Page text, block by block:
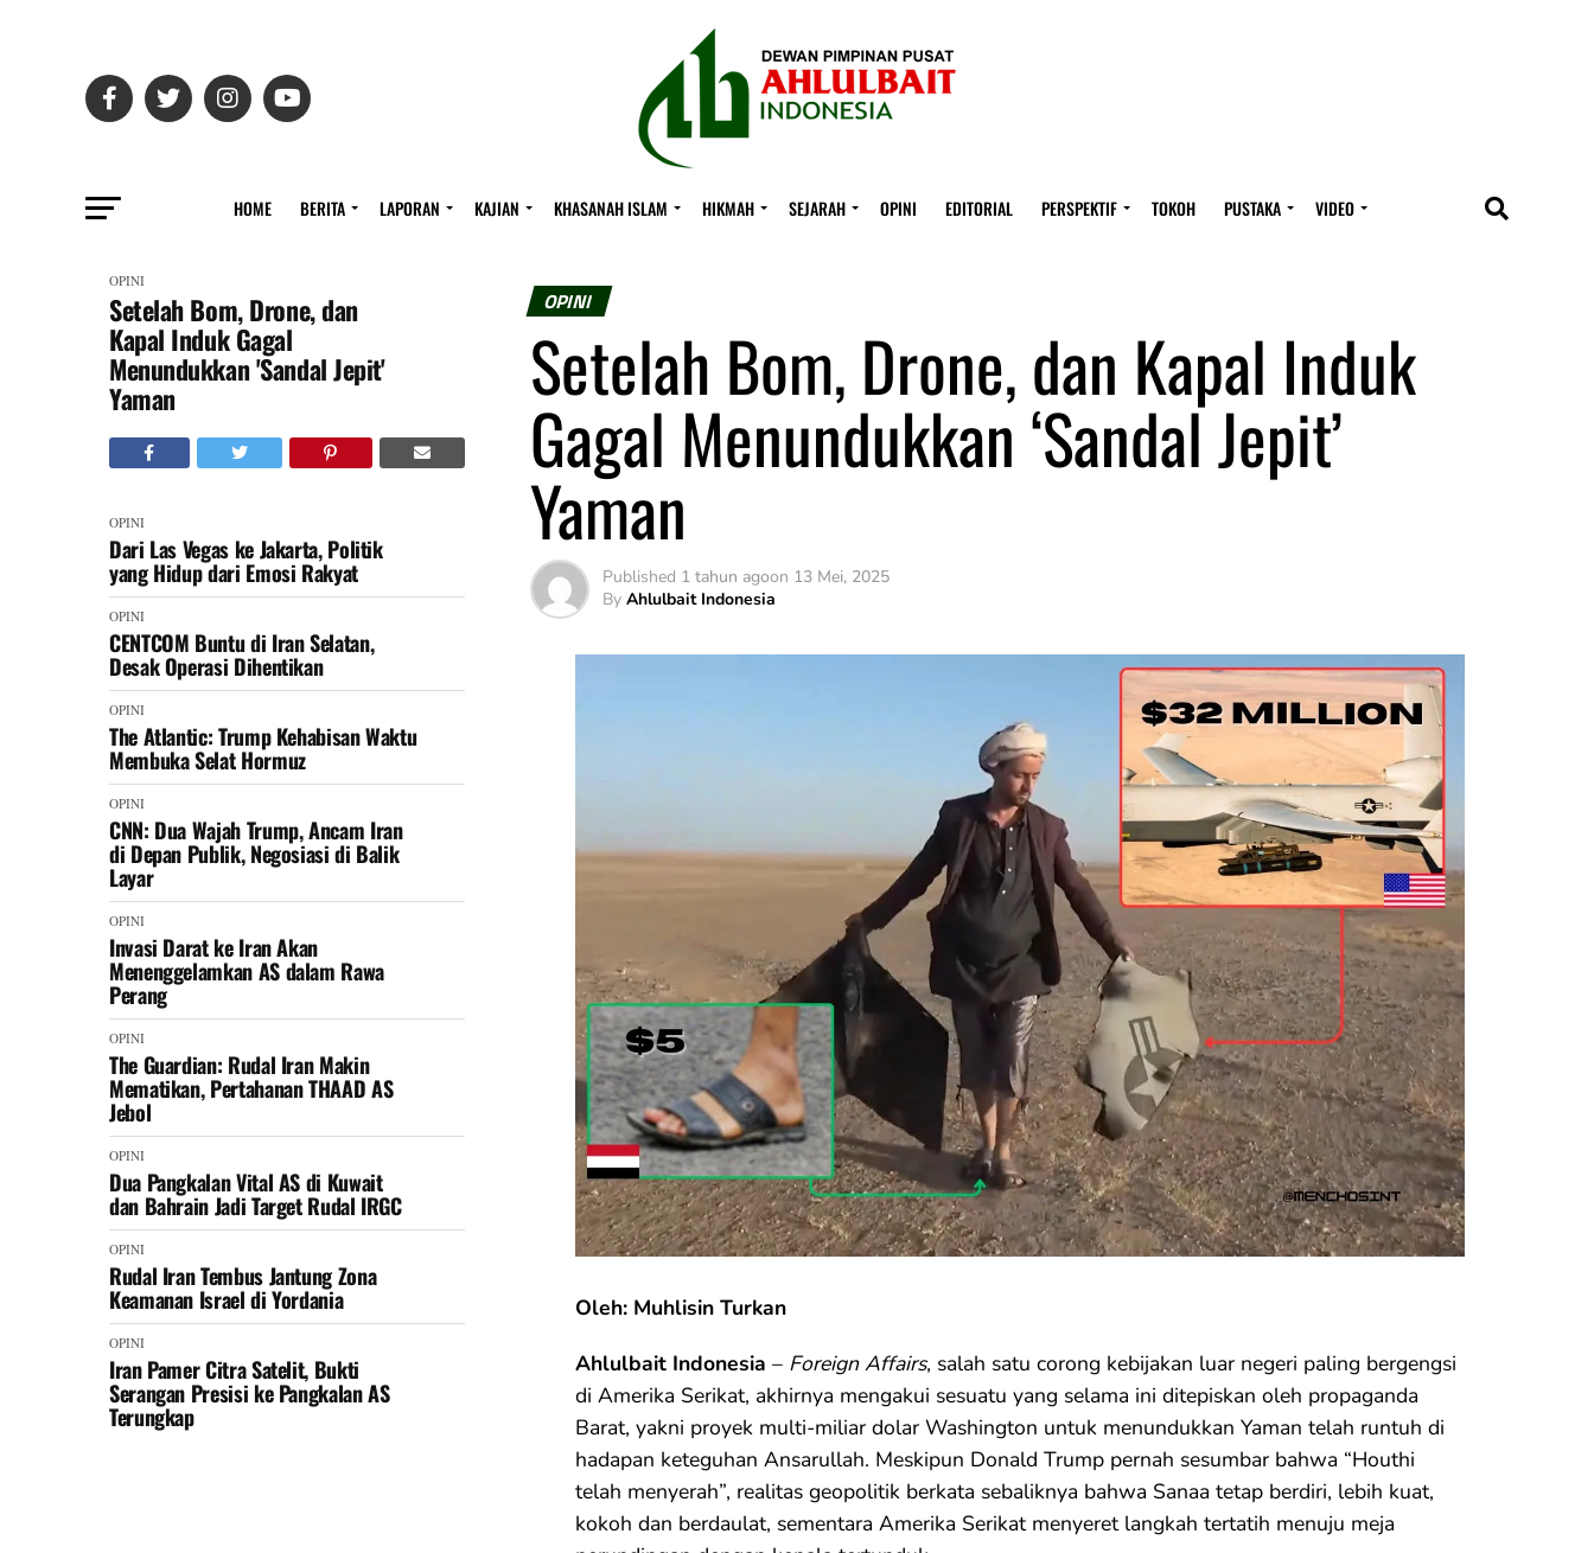
HOME BERITA LAPORAN KAJIAN KHASANAH ISLAM HIKMAH SEJARAH OPINI EDITORIAL PERSPEKTIF TOKOH PUSTAKA VIDEO
OPINI
Setelah Bom, Drone, dan
Kapal Induk Gagal
Menundukkan 'Sandal Jepit'
Yaman
OPINI
Dari Las Vegas ke Jakarta, Politik
yang Hidup dari Emosi Rakyat
OPINI
CENTCOM Buntu di Iran Selatan,
Desak Operasi Dihentikan
OPINI
The Atlantic: Trump Kehabisan Waktu
Membuka Selat Hormuz
OPINI
CNN: Dua Wajah Trump, Ancam Iran
di Depan Publik, Negosiasi di Balik
Layar
OPINI
Invasi Darat ke Iran Akan
Menenggelamkan AS dalam Rawa
Perang
OPINI
The Guardian: Rudal Iran Makin
Mematikan, Pertahanan THAAD AS
Jebol
OPINI
Dua Pangkalan Vital AS di Kuwait
dan Bahrain Jadi Target Rudal IRGC
OPINI
Rudal Iran Tembus Jantung Zona
Keamanan Israel di Yordania
OPINI
Iran Pamer Citra Satelit, Bukti
Serangan Presisi ke Pangkalan AS
Terungkap
OPINI
Setelah Bom, Drone, dan Kapal Induk
Gagal Menundukkan ‘Sandal Jepit’
Yaman
Published 1 tahun agoon 13 Mei, 2025
By Ahlulbait Indonesia
Oleh: Muhlisin Turkan
Ahlulbait Indonesia – Foreign Affairs, salah satu corong kebijakan luar negeri paling bergengsi
di Amerika Serikat, akhirnya mengakui sesuatu yang selama ini ditepiskan oleh propaganda
Barat, yakni proyek multi-miliar dolar Washington untuk menundukkan Yaman telah runtuh di
hadapan keteguhan Ansarullah. Meskipun Donald Trump pernah sesumbar bahwa “Houthi
telah menyerah”, realitas geopolitik berkata sebaliknya bahwa Sanaa tetap berdiri, lebih kuat,
kokoh dan berdaulat, sementara Amerika Serikat menyeret langkah tertatih menuju meja